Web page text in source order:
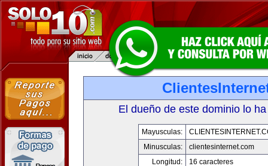
El dueño de este dominio lo
Mayusculas:
Minusculas:
clientesinternet.com
Longitud:
16 caracteres